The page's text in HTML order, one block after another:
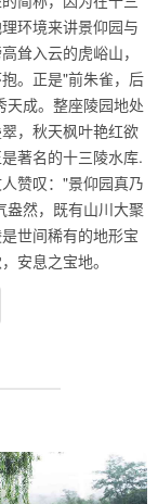
环境来讲景仰园与
耸入云的虎峪山，
。正是"前朱雀，后
天成。整座陵园地处
，秋天枫叶艳红欲
著名的十三陵水库.
赞叹："景仰园真乃
盎然，既有山川大聚
世间稀有的地形宝
安息之宝地。